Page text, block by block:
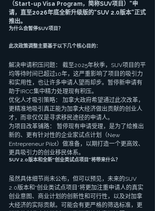
（Start-up Visa Program，简称SUV项目）”申
请，直至2026年底全新升级版的“SUV 2.0版本”正式
推出。
为什么会暂停SUV项目？
此次政策调整主要基于以下几个核心目的：
解决申请积压问题： 截至2025年秋季，SUV项目的平
均等待时间已超过10年，这严重影响了项目的吸引力
和实用性，也让许多申请人望而却步。暂停新申请有
助于IRCC集中精力处理现有积压。
优化人才吸引策略： 加拿大政府希望通过此次改革，
更精准地吸引真正能为加拿大经济做出贡献的创业人
才，而非仅仅是寻求移民途径的申请人。
为项目改革铺路： 暂停现有申请受理，是为了给推出
新的、更有针对性的企业家试点计划（New
Entrepreneur Pilot）做准备，以期打造一个更高效、
更具吸引力的创业移民体系。
SUV 2.0版本和全新“创业类试点项目”将带来什么？
虽然具体细节尚未公布，但可以预见，未来的SUV
2.0版本和“创业类试点项目”将更加注重申请人的真实
创业意图、商业计划的创新性和可行性，以及对加拿
大经济的实际贡献。可能会有更严格的筛选标准，更